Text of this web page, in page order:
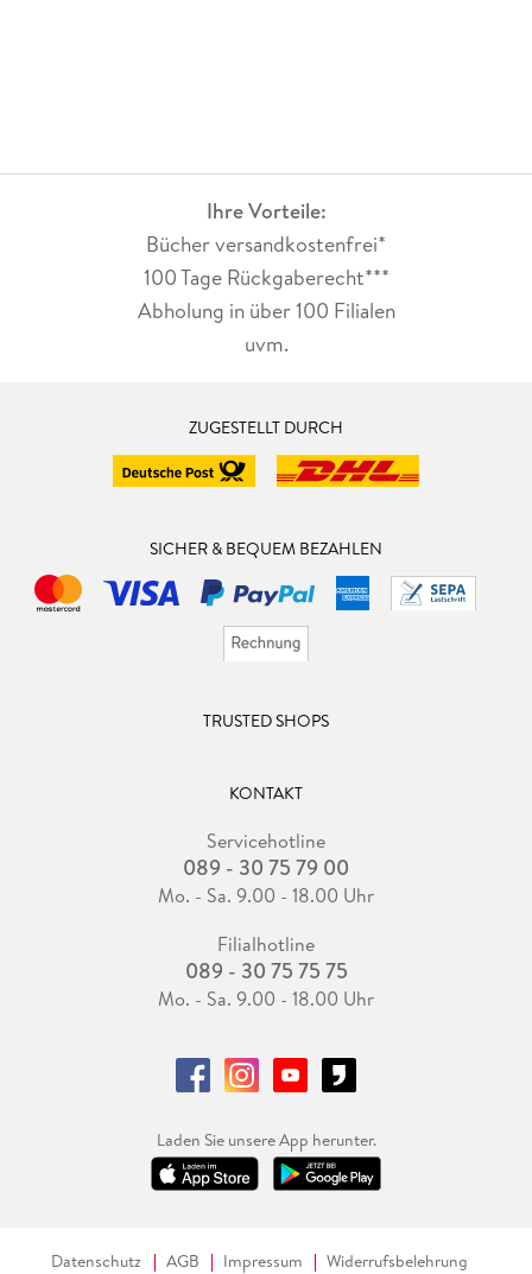
Ihre Vorteile:
Bücher versandkostenfrei*
100 Tage Rückgaberecht***
Abholung in über 100 Filialen
uvm.
ZUGESTELLT DURCH
SICHER & BEQUEM BEZAHLEN
TRUSTED SHOPS
KONTAKT
Servicehotline
089 - 30 75 79 00
Mo. - Sa. 9.00 - 18.00 Uhr
Filialhotline
089 - 30 75 75 75
Mo. - Sa. 9.00 - 18.00 Uhr
Laden Sie unsere App herunter.
Datenschutz AGB Impressum
Widerrufsbelehrung